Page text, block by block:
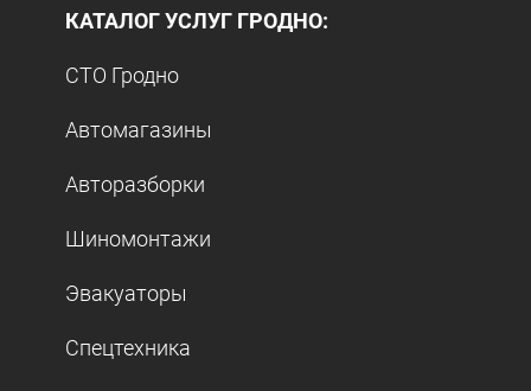
КАТАЛОГ УСЛУГ ГРОДНО:
СТО Гродно
Автомагазины
Авторазборки
Шиномонтажи
Эвакуаторы
Спецтехника